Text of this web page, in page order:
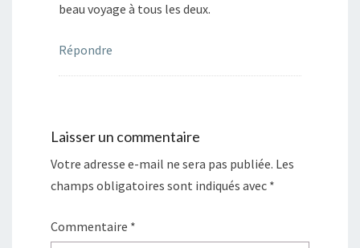
beau voyage à tous les deux.
Répondre
Laisser un commentaire
Votre adresse e-mail ne sera pas publiée. Les
champs obligatoires sont indiqués avec *
Commentaire *